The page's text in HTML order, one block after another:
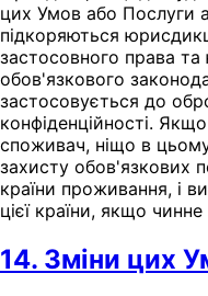
цих Умов або Послуги
підкоряються
застосовного права та
обов'язкового
застосовується до
конфіденційності.
споживач, ніщо в
захисту обов'язкових
країни проживання, і
цієї країни, якщо
14. Зміни цих